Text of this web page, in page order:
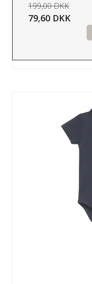
199,00 DKK
79,60 DKK